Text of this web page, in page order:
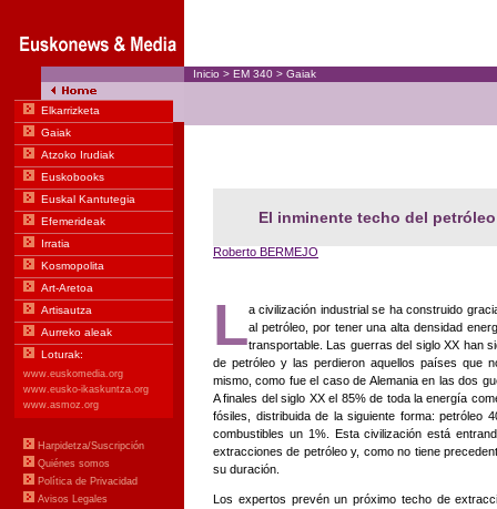
El inminente techo del
Roberto BERMEJO
La civilización industrial se ha construido
al petróleo, por tener una alta densidad
transportable. Las guerras del siglo XX han
de petróleo y las perdieron aquellos países que
mismo, como fue el caso de Alemania en las dos
A finales del siglo XX el 85% de toda la energía
fósiles, distribuida de la siguiente forma: petróleo
combustibles un 1%. Esta civilización está
extracciones de petróleo y, como no tiene
su duración.
Los expertos prevén un próximo techo de
Inicio > EM 340 > Gaiak